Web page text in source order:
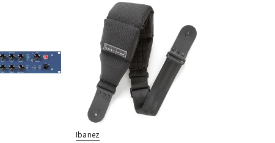
Ibanez